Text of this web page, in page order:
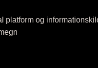
platform og